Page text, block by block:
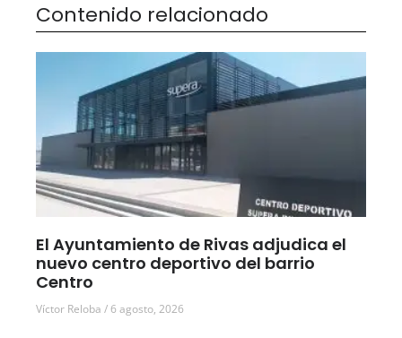
Contenido relacionado
El Ayuntamiento de Rivas adjudica el
nuevo centro deportivo del barrio
Centro
Víctor Reloba 6 agosto, 2026